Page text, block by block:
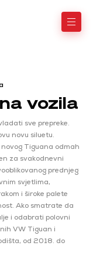
vozila
sve prepreke.
novu siluetu.
Tiguana odmah
za svakodnevni
prednjeg
svjetlima,
i široke palete
Ako smatrate da
i odabrati polovni
VW Tiguan i
od 2018. do